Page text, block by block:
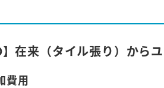
】在来（タイル張り）から
費用